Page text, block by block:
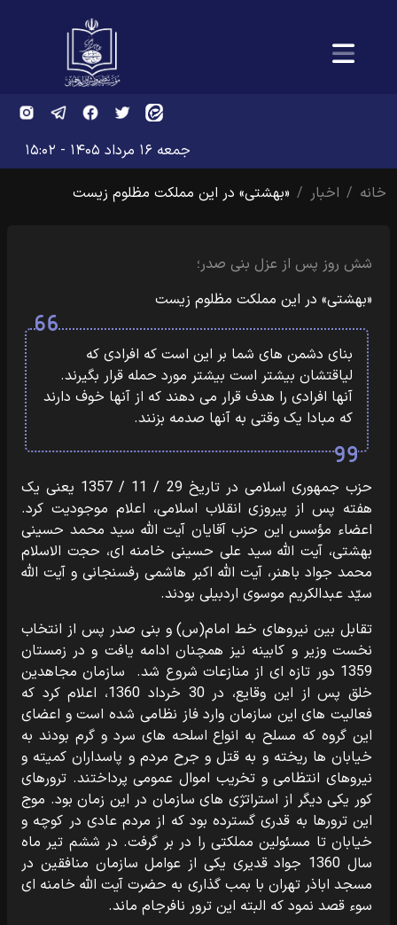
جمعه ۱۶ مرداد ۱۴۰۵ - ۱۵:۰۲
خانه
اخبار «بهشتی» در این مملکت مظلوم زیست
شش روز پس از عزل بنی صدر؛
«بهشتی» در این مملکت مظلوم زیست
بنای دشمن های شما بر این است که افرادی که
لیاقتشان بیشتر است بیشتر مورد حمله قرار بگیرند.
آنها افرادی را هدف قرار می‏ دهند که از آنها خوف دارند
که مبادا یک وقتی به آنها صدمه بزنند.
حزب جمهوری اسلامی در تاریخ 29 / 11 / 1357 یعنی یک
هفته پس از پیروزی انقلاب اسلامی، اعلام موجودیت کرد.
اعضاء مؤسس این حزب آقایان آیت الله سید محمد حسینی
بهشتی، آیت الله سید علی حسینی خامنه ای، ﺣﺠت الاسلام
محمد جواد باهنر، آیت الله اکبر هاشمی رفسنجانی و آیت الله
سیّد عبدالکریم موسوی اردبیلی بودند.
تقابل بین نیروهای خط امام(س) و بنی صدر پس از انتخاب
نخست وزیر و کابینه نیز همچنان ادامه یافت و در زمستان
1359 دور تازه ای از منازعات شروع شد. سازمان مجاهدین
خلق پس از این وقایع، در 30 خرداد 1360، اعلام کرد که
فعالیت های این سازمان وارد فاز نظامی شده است و اعضای
این گروه که مسلح به انواع اسلحه های سرد و گرم بودند به
خیابان ها ریخته و به قتل و جرح مردم و پاسداران کمیته و
نیروهای انتظامی و تخریب اموال عمومی پرداختند. ترورهای
کور یکی دیگر از استراتژی های سازمان در این زمان بود. موج
این ترورها به قدری گسترده بود که از مردم عادی در کوچه و
خیابان تا مسئولین مملکتی را در بر گرفت. در ششم تیر ماه
سال 1360 جواد قدیری یکی از عوامل سازمان منافقین در
مسجد اباذر تهران با بمب گذاری به حضرت آیت الله خامنه ای
سوء قصد نمود که البته این ترور نافرجام ماند.